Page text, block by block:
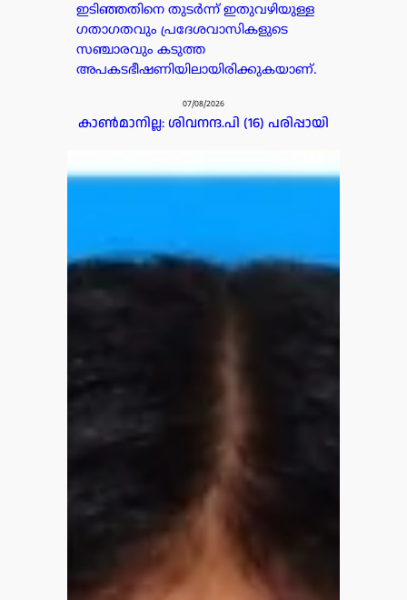
ഇടിഞ്ഞതിനെ തുടർന്ന് ഇതുവഴിയുള്ള
ഗതാഗതവും പ്രദേശവാസികളുടെ
സഞ്ചാരവും കടുത്ത
അപകടഭീഷണിയിലായിരിക്കുകയാണ്.
07/08/2026
കാൺമാനില്ല: ശിവനന്ദ.പി (16) പരിപ്പായി